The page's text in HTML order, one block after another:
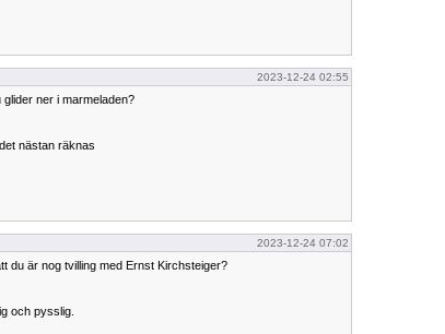
2023-12-24 02:55
glider ner i marmeladen?
nästan räknas
2023-12-24 07:02
du är nog tvilling med Ernst Kirchsteiger?
och pysslig.